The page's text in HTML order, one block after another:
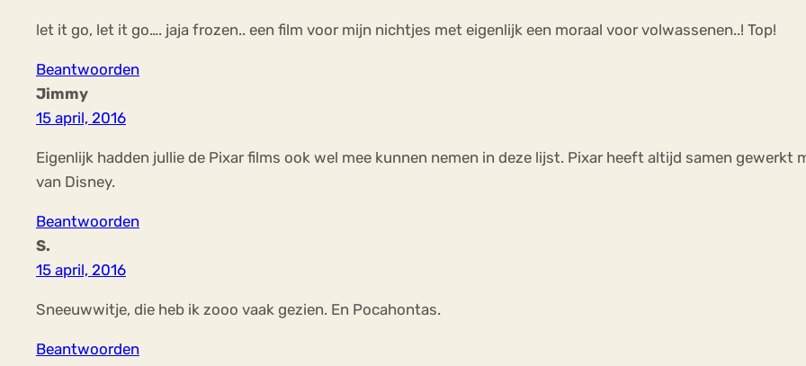
let it go, let it go…. jaja frozen.. een film voor mijn nichtjes met eigenlijk een moraal voor volwassenen..! Top!
Beantwoorden
Jimmy
15 april, 2016
Eigenlijk hadden jullie de Pixar films ook wel mee kunnen nemen in deze lijst. Pixar heeft altijd samen
van Disney.
Beantwoorden
S.
15 april, 2016
Sneeuwwitje, die heb ik zooo vaak gezien. En Pocahontas.
Beantwoorden